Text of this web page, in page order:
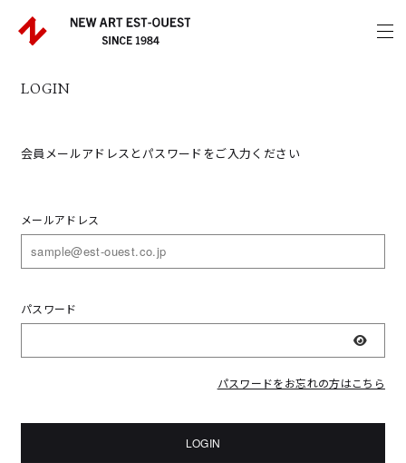
LOGIN
会員メールアドレスとパスワードをご入力ください
メールアドレス
パスワード
表示
パスワードをお忘れの方はこちら
LOGIN